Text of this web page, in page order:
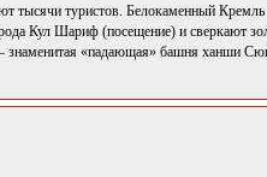
тысячи туристов. Белокаменный Кремль
Кул Шариф (посещение) и сверкают
знаменитая «падающая» башня ханши